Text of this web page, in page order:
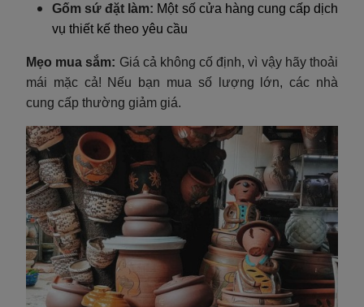
Gốm sứ đặt làm: Một số cửa hàng cung cấp dịch
vụ thiết kế theo yêu cầu
Mẹo mua sắm: Giá cả không cố định, vì vậy hãy thoải
mái mặc cả! Nếu bạn mua số lượng lớn, các nhà
cung cấp thường giảm giá.